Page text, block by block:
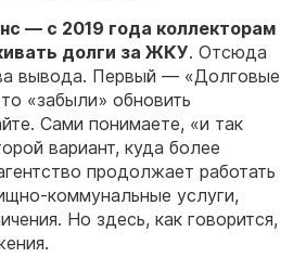
— с 2019 года коллекторам
долги за ЖКУ. Отсюда
вывода. Первый — «Долговые
«забыли» обновить
Сами понимаете, «и так
вариант, куда более
продолжает работать
коммунальные услуги,
Но здесь, как говорится,